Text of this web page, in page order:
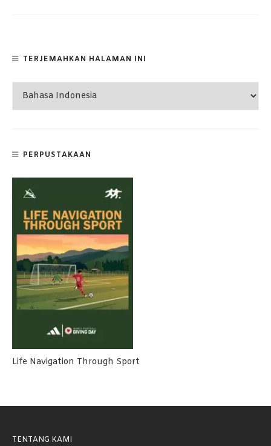
TERJEMAHKAN HALAMAN INI
PERPUSTAKAAN
Life Navigation Through Sport
TENTANG KAMI